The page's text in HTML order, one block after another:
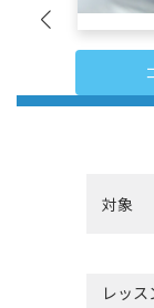
対象
レッ